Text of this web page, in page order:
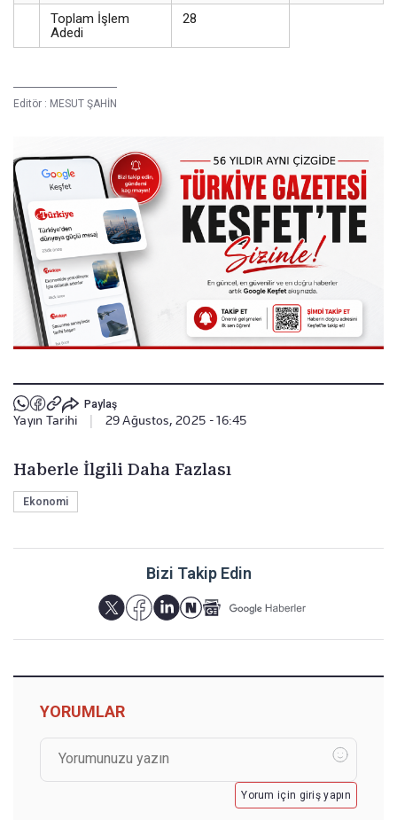
Toplam İşlem
Adedi
28
Editör : MESUT ŞAHİN
Paylaş
Yayın Tarihi 29 Ağustos, 2025 - 16:45
Haberle İlgili Daha Fazlası
Ekonomi
Bizi Takip Edin
YORUMLAR
Yorum için giriş yapın